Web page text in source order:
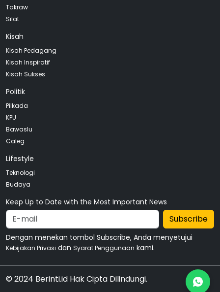
Takraw
Silat
Kisah
Kisah Pedagang
Kisah Inspiratif
Kisah Sukses
Politik
Pilkada
KPU
Bawaslu
Caleg
Lifestyle
Teknologi
Budaya
Keep Up to Date with the Most Important News
Subscribe
Dengan menekan tombol Subscribe, Anda menyetujui
Kebijakan Privasi dan Syarat Penggunaan kami.
© 2024 Berinti.id Hak Cipta Dilindungi.